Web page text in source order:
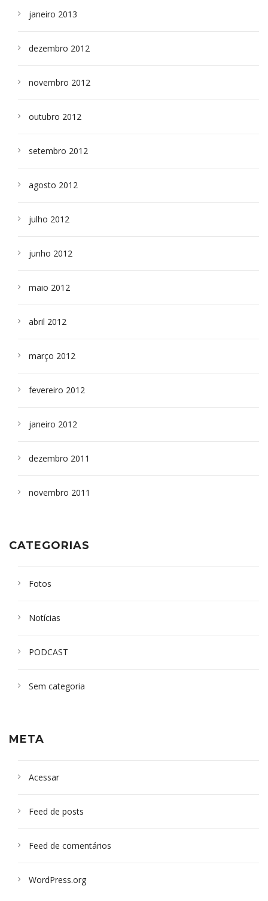
janeiro 2013
dezembro 2012
novembro 2012
outubro 2012
setembro 2012
agosto 2012
julho 2012
junho 2012
maio 2012
abril 2012
março 2012
fevereiro 2012
janeiro 2012
dezembro 2011
novembro 2011
CATEGORIAS
Fotos
Notícias
PODCAST
Sem categoria
META
Acessar
Feed de posts
Feed de comentários
WordPress.org